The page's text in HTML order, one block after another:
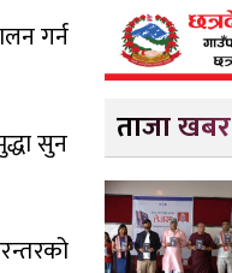
गर्न
सुन
ताजा खबर